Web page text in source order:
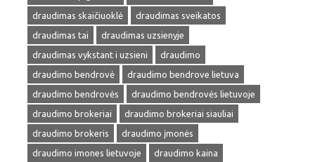
draudimas skaičiuoklė
draudimas sveikatos
draudimas tai
draudimas uzsienyje
draudimas vykstant i uzsieni
draudimo
draudimo bendrovė
draudimo bendrove lietuva
draudimo bendrovės
draudimo bendrovės lietuvoje
draudimo brokeriai
draudimo brokeriai siauliai
draudimo brokeris
draudimo įmonės
draudimo imones lietuvoje
draudimo kaina